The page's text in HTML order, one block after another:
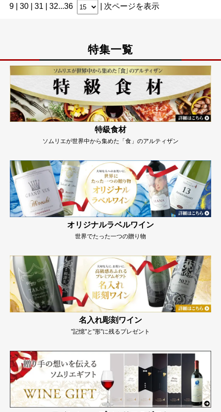
9| 30| 31 32...36 次ページを表示
特集一覧
特級食材
ソムリエが世界中から集めた「食」のアルティザン
オリジナルラベルワイン
世界でたった一つの贈り物
名入れ彫刻ワイン
"記憶"と"形"に残るプレゼント